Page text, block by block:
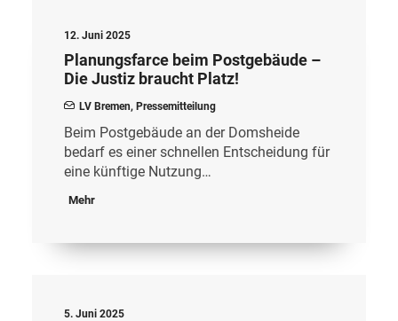
12. Juni 2025
Planungsfarce beim Postgebäude –
Die Justiz braucht Platz!
LV Bremen, Pressemitteilung
Beim Postgebäude an der Domsheide
bedarf es einer schnellen Entscheidung für
eine künftige Nutzung…
Mehr
5. Juni 2025